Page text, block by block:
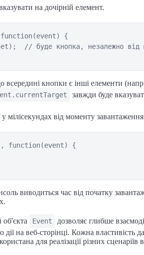
на дочірній елемент.
{
// буде кнопка, незалежно від
всередині кнопки є інші елементи
завжди буде
у мілісекундах від моменту
function(event) {
виводиться час від початку
об'єкта Event
дозволяє глибше
на веб-сторінці. Кожна властивість
для реалізації різних сценаріїв